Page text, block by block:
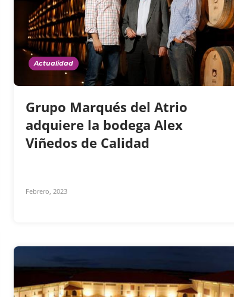
Actualidad
Grupo Marqués del Atrio
adquiere la bodega Alex
Viñedos de Calidad
Febrero, 2023